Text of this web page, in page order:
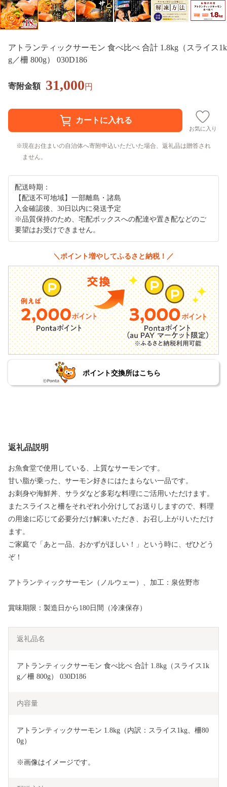
アトランティックサーモン 食べ比べ 合計 1.8kg（スライス1k
g／柵 800g） 030D186
寄附金額 31,000円
お気に入り
現在お住まいの自治体へ寄附申込いただいた場合、返礼品は贈答され
ません。
配送時期：
【配送不可地域】一部離島・諸島
入金確認後、30日以内に発送予定
※品質保持のため、宅配ボックスへの配達や置き配などのご
要望はお受けできません。
＼ポイント増やしてふるさと納税！／
ポイント交換所はこちら
返礼品説明
お魚食堂で使用している、上質なサーモンです。
甘い脂が乗った、サーモン好きにはたまらない一品です。
お刺身や海鮮丼、サラダなど多彩な料理にご活用いただけます。
またスライスと柵をそれぞれ小分けしてお送りしますので、料理
の用途に応じて必要分だけ解凍いただき、お召し上がりいただけ
ます。
ご家庭で「あと一品、おかずがほしい！」という時に、ぜひどう
ぞ！
アトランティックサーモン（ノルウェー）、加工：泉佐野市
賞味期限：製造日から180日間（冷凍保存）
返礼品名
アトランティックサーモン 食べ比べ 合計 1.8kg（スライス1k
g／柵 800g） 030D186
内容量
アトランティックサーモン 1.8kg（内訳：スライス1kg、柵80
0g）
※画像はイメージです。